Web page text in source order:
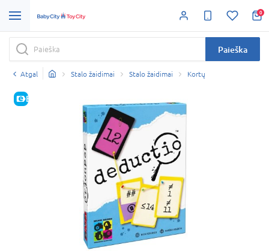
0
Paieška
Atgal Stalo žaidimai Stalo žaidimai Kortų
E-KAINA